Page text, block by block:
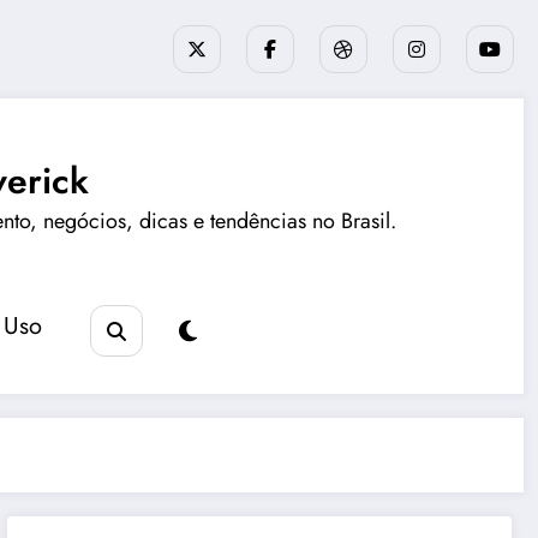
negócios, dicas e tendências no Brasil.